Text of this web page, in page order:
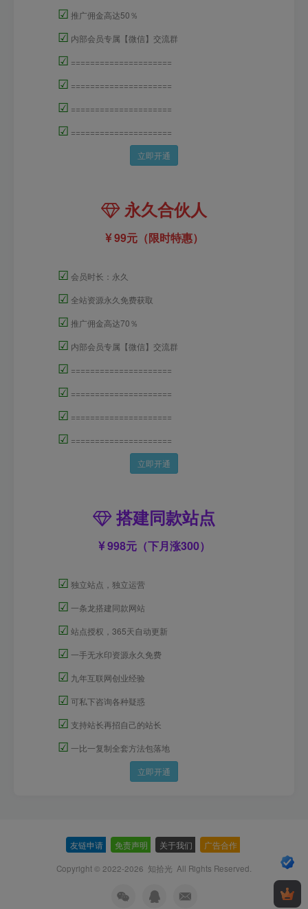
☑ 推广佣金高达50％
☑ 内部会员专属【微信】交流群
☑ =====================
☑ =====================
☑ =====================
☑ =====================
立即开通
永久合伙人
99元（限时特惠）
☑ 会员时长：永久
☑ 全站资源永久免费获取
☑ 推广佣金高达70％
☑ 内部会员专属【微信】交流群
☑ =====================
☑ =====================
☑ =====================
☑ =====================
立即开通
搭建同款站点
998元（下月涨300）
☑ 独立站点，独立运营
☑ 一条龙搭建同款网站
☑ 站点授权，365天自动更新
☑ 一手无水印资源永久免费
☑ 九年互联网创业经验
☑ 可私下咨询各种疑惑
☑ 支持站长再招自己的站长
☑ 一比一复制全套方法包落地
立即开通
友链申请 免责声明 关于我们 广告合作
Copyright © 2022-2026 知拾光 All Rights Reserved.